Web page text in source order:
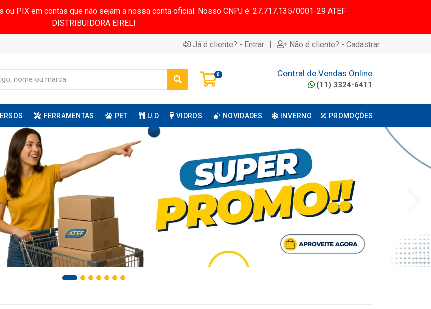
ou PIX em contas que não sejam a nossa conta oficial. Nosso CNPJ é: 27.717.135/0001-29 ATEF
DISTRIBUIDORA EIRELI
Já é cliente? - Entrar | Não é cliente? - Cadastrar
0 Central de Vendas Online
(11) 3324-6411
FERRAMENTAS PET U.D VIDROS NOVIDADES INVERNO PROMOÇÕES